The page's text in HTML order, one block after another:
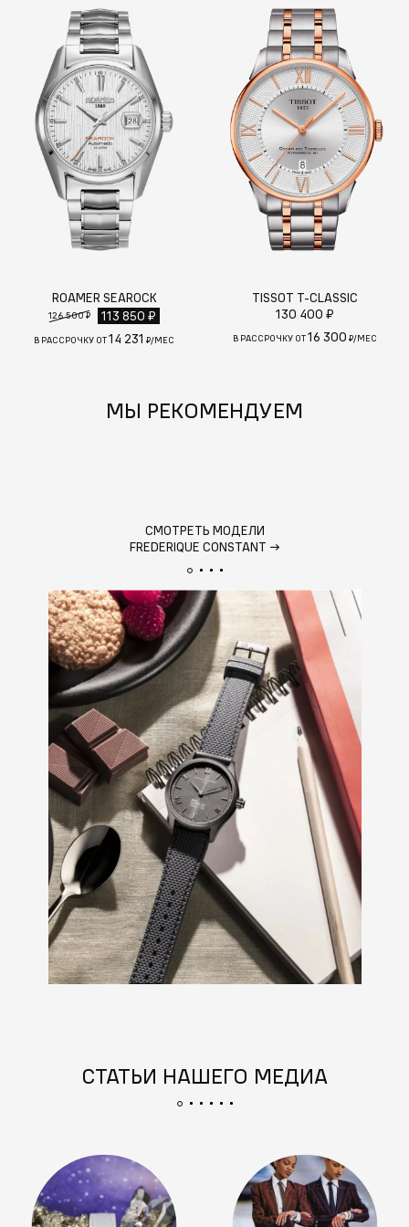
ROAMER SEAROCK
126 500 ₽ 113 850 ₽
В РАССРОЧКУ ОТ14 231 ₽/МЕС
TISSOT T-CLASSIC
130 400 ₽
В РАССРОЧКУ ОТ16 300 ₽/МЕС
МЫ РЕКОМЕНДУЕМ
СМОТРЕТЬ МОДЕЛИ
FREDERIQUE CONSTANT →
СТАТЬИ НАШЕГО МЕДИА